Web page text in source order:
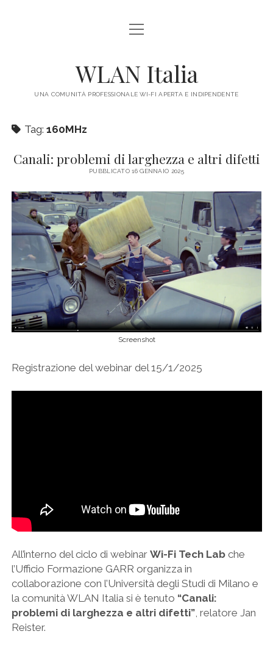
HOME
apri
menu
WLAN Italia
UNA COMUNITÀ PROFESSIONALE WI-FI APERTA E INDIPENDENTE
Tag: 160MHz
Canali: problemi di larghezza e altri difetti
PUBBLICATO 16 GENNAIO 2025
Screenshot
Registrazione del webinar del 15/1/2025
All’interno del ciclo di webinar Wi-Fi Tech Labche
l’Ufficio Formazione GARR organizza in
collaborazione con l’Università degli Studi di Milano e
la comunità WLAN Italia si è tenuto “Canali:
problemi di larghezza e altri difetti”, relatore Jan
Reister.